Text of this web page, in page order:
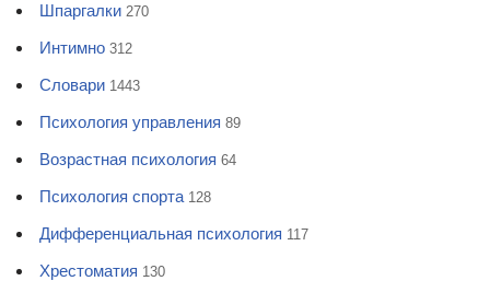
Шпаргалки 270
Интимно 312
Словари 1443
Психология управления 89
Возрастная психология 64
Психология спорта 128
Дифференциальная психология 117
Хрестоматия 130